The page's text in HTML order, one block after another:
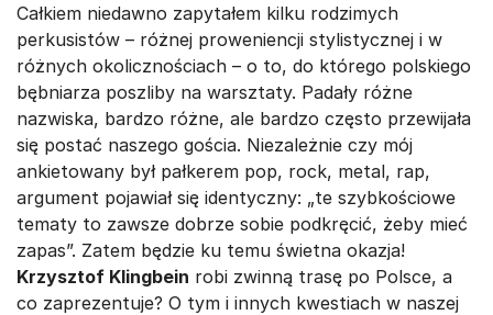
Całkiem niedawno zapytałem kilku rodzimych
perkusistów – różnej proweniencji stylistycznej i w
różnych okolicznościach – o to, do którego polskiego
bębniarza poszliby na warsztaty. Padały różne
nazwiska, bardzo różne, ale bardzo często przewijała
się postać naszego gościa. Niezależnie czy mój
ankietowany był pałkerem pop, rock, metal, rap,
argument pojawiał się identyczny: „te szybkościowe
tematy to zawsze dobrze sobie podkręcić, żeby mieć
zapas”. Zatem będzie ku temu świetna okazja!
Krzysztof Klingbein robi zwinną trasę po Polsce, a
co zaprezentuje? O tym i innych kwestiach w naszej